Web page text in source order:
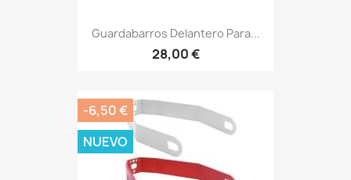
Guardabarros Delantero Para...
28,00 €
-6,50 €
NUEVO